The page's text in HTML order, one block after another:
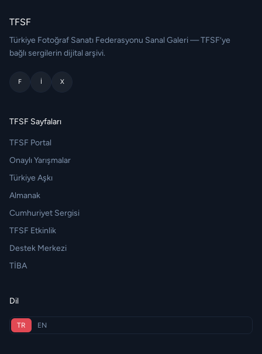
TFSF
Türkiye Fotoğraf Sanatı Federasyonu Sanal Galeri — TFSF’ye
bağlı sergilerin dijital arşivi.
F I X
TFSF Sayfaları
TFSF Portal
Onaylı Yarışmalar
Türkiye Aşkı
Almanak
Cumhuriyet Sergisi
TFSF Etkinlik
Destek Merkezi
TİBA
Dil
TR EN